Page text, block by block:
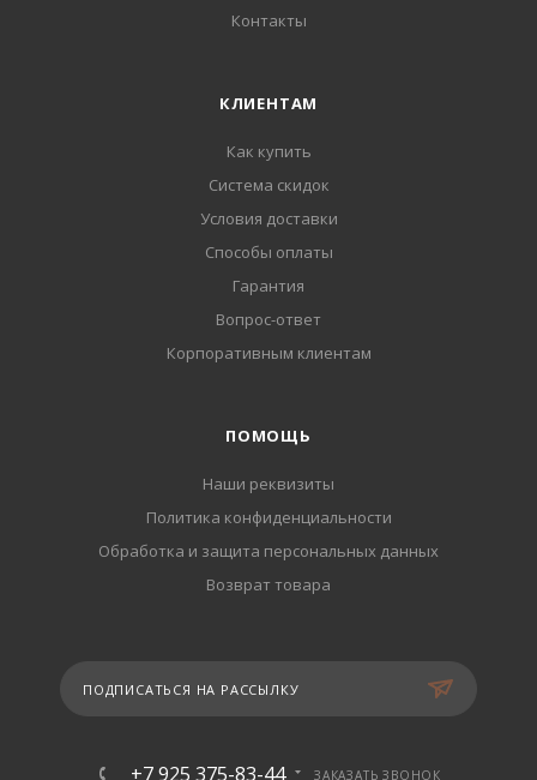
Контакты
КЛИЕНТАМ
Как купить
Система скидок
Условия доставки
Способы оплаты
Гарантия
Вопрос-ответ
Корпоративным клиентам
ПОМОЩЬ
Наши реквизиты
Политика конфиденциальности
Обработка и защита персональных данных
Возврат товара
ПОДПИСАТЬСЯ НА РАССЫЛКУ
+7 925 375-83-44 ЗАКАЗАТЬ ЗВОНОК